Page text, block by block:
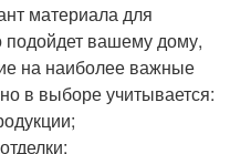
материала для
подойдет вашему дому,
на наиболее важные
в выборе учитывается: